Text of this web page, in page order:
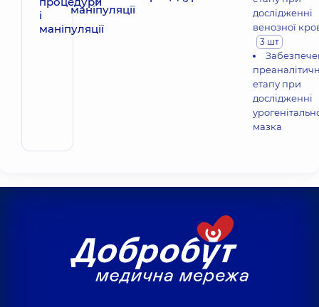
маніпуляції
дослідженні
венозної
3 шт
етапу при
дослідженні
мазка